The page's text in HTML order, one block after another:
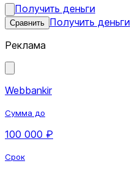
Получить деньги
Сравнить Получить деньги
Реклама
Webbankir
Сумма до
100 000 ₽
Срок